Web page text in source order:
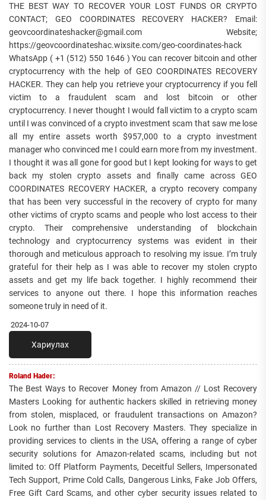
THE BEST WAY TO RECOVER YOUR LOST FUNDS OR CRYPTO
CONTACT; GEO COORDINATES RECOVERY HACKER? Email:
geovcoordinateshacker@gmail.com Website;
https://geovcoordinateshac.wixsite.com/geo-coordinates-hack
WhatsApp ( +1 (512) 550 1646 ) You can recover bitcoin and other
cryptocurrency with the help of GEO COORDINATES RECOVERY
HACKER. They can help you retrieve your cryptocurrency if you fell
victim to a fraudulent scam and lost bitcoin or other
cryptocurrency. I never thought I would fall victim to a crypto scam
until I was convinced of a crypto investment scam that saw me lose
all my entire assets worth $957,000 to a crypto investment
manager who convinced me I could earn more from my investment.
I thought it was all gone for good but I kept looking for ways to get
back my stolen crypto assets and finally came across GEO
COORDINATES RECOVERY HACKER, a crypto recovery company
that has been very successful in the recovery of crypto for many
other victims of crypto scams and people who lost access to their
crypto. Their comprehensive understanding of blockchain
technology and cryptocurrency systems was evident in their
thorough and meticulous approach to resolving my issue. I’m truly
grateful for their help as I was able to recover my stolen crypto
assets and get my life back together. I highly recommend their
services to anyone out there. I hope this information reaches
someone truly in need of it.
2024-10-07
Хариулах
Roland Hader:
The Best Ways to Recover Money from Amazon // Lost Recovery
Masters Looking for authentic hackers skilled in retrieving money
from stolen, misplaced, or fraudulent transactions on Amazon?
Look no further than Lost Recovery Masters. They specialize in
providing services to clients in the USA, offering a range of cyber
security solutions for Amazon-related scams, including but not
limited to: Off Platform Payments, Deceitful Sellers, Impersonated
Tech Support, Prime Cold Calls, Dangerous Links, Fake Job Offers,
Free Gift Card Scams, and other cyber security issues related to